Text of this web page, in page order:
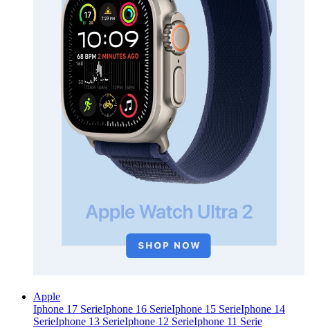
Apple
Iphone 17 SerieIphone 16 SerieIphone 15 SerieIphone 14
SerieIphone 13 SerieIphone 12 SerieIphone 11 Serie